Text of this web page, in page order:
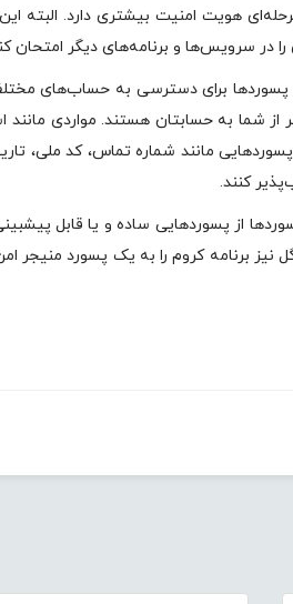
هویت امنیت بیشتری دارد. البته
در سرویس‌ها و برنامه‌های دیگر امتحان
پسوردها برای دسترسی به حساب‌های
از شما به حسابتان هستند. مواردی
مانند شماره تماس، کد ملی،
کنند.
از پسوردهایی ساده و یا قابل
برنامه کروم را به یک پسورد منیجر